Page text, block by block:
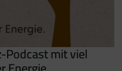
Podcast mit viel